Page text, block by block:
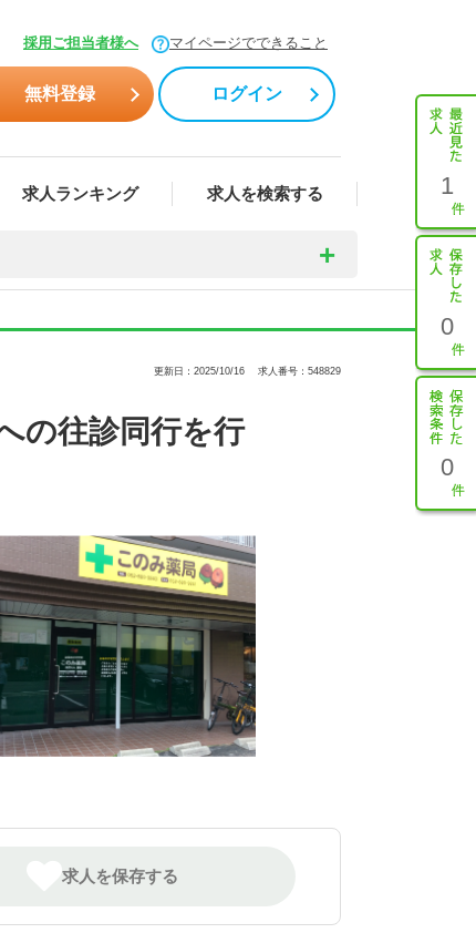
採用ご担当者様へ マイページでできること
無料登録 ログイン
求人ランキング 求人を検索する 1
0
0
更新日：2025/10/16 求人番号：548829
の往診同行を行
求人を保存する